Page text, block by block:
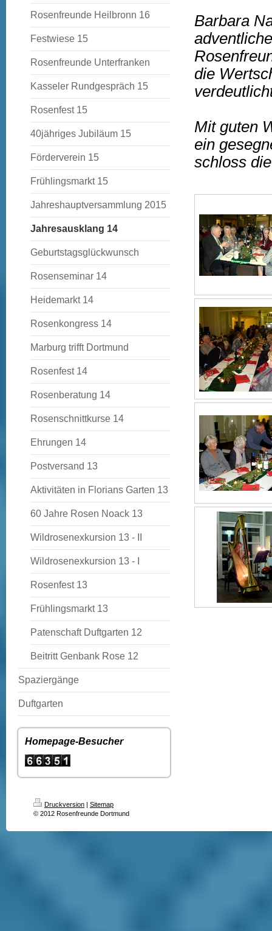
Rosenfreunde Heilbronn 16
Festwiese 15
Rosenfreunde Unterfranken
Kasseler Rundgespräch 15
Rosenfest 15
40jähriges Jubiläum 15
Förderverein 15
Frühlingsmarkt 15
Jahreshauptversammlung 2015
Jahresausklang 14
Geburtstagsglückwunsch
Rosenseminar 14
Heidemarkt 14
Rosenkongress 14
Marburg trifft Dortmund
Rosenfest 14
Rosenberatung 14
Rosenschnittkurse 14
Ehrungen 14
Postversand 13
Aktivitäten in Florians Garten 13
60 Jahre Rosen Noack 13
Wildrosenexkursion 13 - II
Wildrosenexkursion 13 - I
Rosenfest 13
Frühlingsmarkt 13
Patenschaft Duftgarten 12
Beitritt Genbank Rose 12
Spaziergänge
Duftgarten
Homepage-Besucher
Barbara
die
Mit guten
ein
schloss
Druckversion | Sitemap
© 2012 Rosenfreunde Dortmund